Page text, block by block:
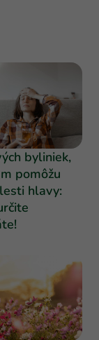
byliniek,
pomôžu
hlavy: